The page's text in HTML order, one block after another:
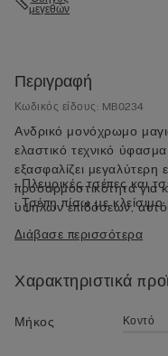
μεγεθών
Περιγραφή
Κωδικός είδους: MB0234
Ανδρικό μονόχρωμο
ελαστικό τεχνικό
εξασφαλίζει μεγαλύτερη
προσαρμοστικότητα για
υψηλών επιδόσεων, αυτό
να φορεθεί όχι μόνο ως
βερμούδα για
• Πλευρικές τσέπες και
• Τσέπη πίσω με
• Μεσαίο μήκος
• Το μοντέλο έχει ύψος
Διάβασε περισσότερα
Χαρακτηριστικά
Μήκος Κοντό